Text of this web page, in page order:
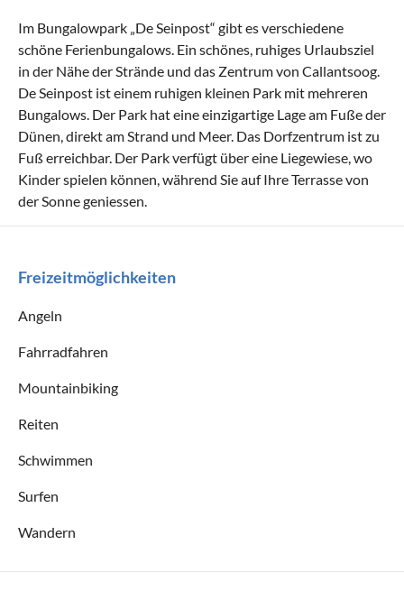
Im Bungalowpark „De Seinpost“ gibt es verschiedene
schöne Ferienbungalows. Ein schönes, ruhiges Urlaubsziel
in der Nähe der Strände und das Zentrum von Callantsoog.
De Seinpost ist einem ruhigen kleinen Park mit mehreren
Bungalows. Der Park hat eine einzigartige Lage am Fuße der
Dünen, direkt am Strand und Meer. Das Dorfzentrum ist zu
Fuß erreichbar. Der Park verfügt über eine Liegewiese, wo
Kinder spielen können, während Sie auf Ihre Terrasse von
der Sonne geniessen.
Freizeitmöglichkeiten
Angeln
Fahrradfahren
Mountainbiking
Reiten
Schwimmen
Surfen
Wandern